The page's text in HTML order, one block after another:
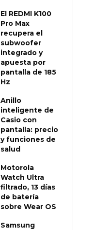
El REDMI K100
Pro Max
recupera el
subwoofer
integrado y
apuesta por
pantalla de 185
Hz
Anillo
inteligente de
Casio con
pantalla: precio
y funciones de
salud
Motorola
Watch Ultra
filtrado, 13 días
de batería
sobre Wear OS
Samsung